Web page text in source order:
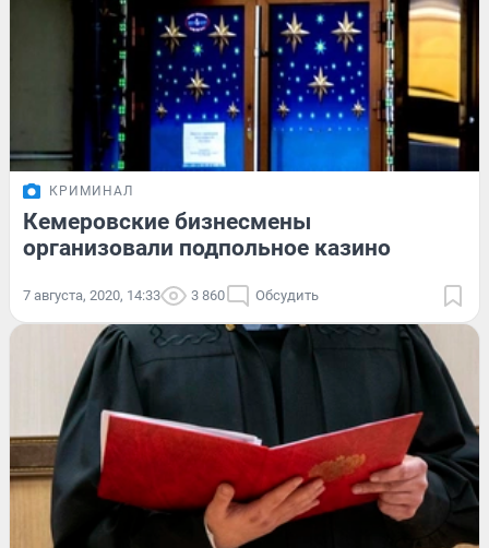
КРИМИНАЛ
Кемеровские бизнесмены
организовали подпольное казино
7 августа, 2020, 14:33 3 860 Обсудить